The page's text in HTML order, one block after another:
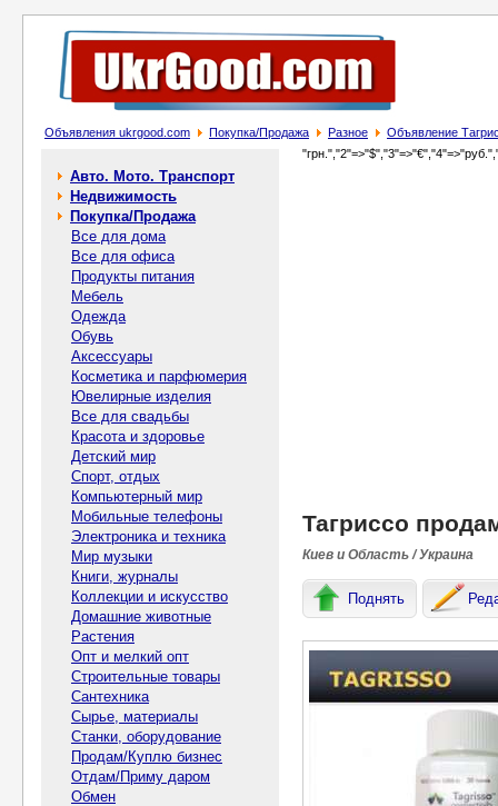
Объявления ukrgood.com Покупка/Продажа Разное Объявление
Авто. Мото. Транспорт
Недвижимость
Покупка/Продажа
Все для дома
Все для офиса
Продукты питания
Мебель
Одежда
Обувь
Аксессуары
Косметика и парфюмерия
Ювелирные изделия
Все для свадьбы
Красота и здоровье
Детский мир
Спорт, отдых
Компьютерный мир
Мобильные телефоны
Электроника и техника
Мир музыки
Книги, журналы
Коллекции и искусство
Домашние животные
Растения
Опт и мелкий опт
Строительные товары
Сантехника
Сырье, материалы
Станки, оборудование
Продам/Куплю бизнес
Отдам/Приму даром
Обмен
Тагриссо
Киев и Область / Украина
Поднять